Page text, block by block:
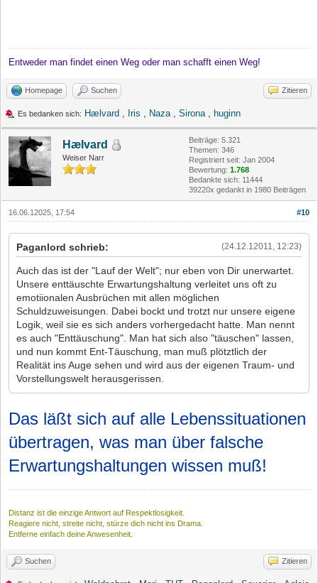
Entweder man findet einen Weg oder man schafft einen Weg!
Homepage Suchen Zitieren
Es bedanken sich: Hælvard , Iris , Naza, Sirona, huginn
Hælvard
Weiser Narr
Beiträge: 5.321
Themen: 346
Registriert seit: Jan 2004
Bewertung: 1.768
Bedankte sich: 11444
39220x gedankt in 1980 Beiträgen
#10
16.06.12025, 17:54
(24.12.12011, 12:23)
Paganlord schrieb:
Auch das ist der "Lauf der Welt"; nur eben von Dir unerwartet.
Unsere enttäuschte Erwartungshaltung verleitet uns oft zu
emotiionalen Ausbrüchen mit allen möglichen
Schuldzuweisungen. Dabei bockt und trotzt nur unsere eigene
Logik, weil sie es sich anders vorhergedacht hatte. Man nennt
es auch "Enttäuschung". Man hat sich also "täuschen" lassen,
und nun kommt Ent-Täuschung, man muß plötztlich der
Realität ins Auge sehen und wird aus der eigenen Traum- und
Vorstellungswelt herausgerissen.
Das läßt sich auf alle Lebenssituationen
übertragen, was man über falsche
Erwartungshaltungen wissen muß!
Distanz ist die einzige Antwort auf Respektlosigkeit.
Reagiere nicht, streite nicht, stürze dich nicht ins Drama.
Entferne einfach deine Anwesenheit.
Suchen Zitieren